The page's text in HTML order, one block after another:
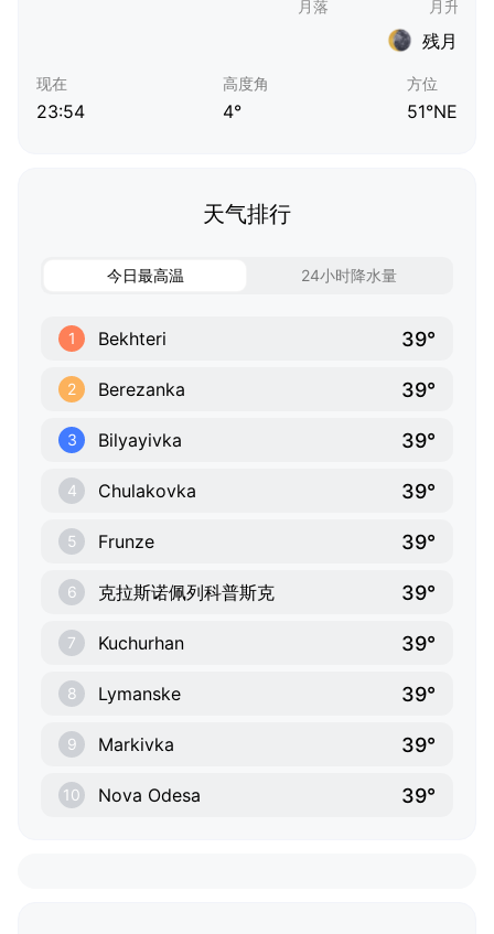
残月
现在
23:54
高度角
4°
方位
51°NE
天气排行
今日最高温 24小时降水量
1 Bekhteri 39°
2 Berezanka 39°
3 Bilyayivka 39°
4 Chulakovka 39°
5 Frunze 39°
6 克拉斯诺佩列科普斯克 39°
7 Kuchurhan 39°
8 Lymanske 39°
9 Markivka 39°
10 Nova Odesa 39°